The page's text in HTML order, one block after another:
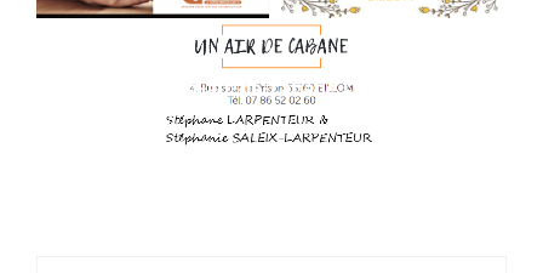
un-air-de-cabane (1)